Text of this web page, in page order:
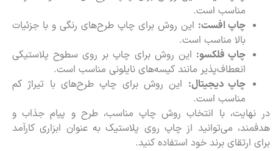
مناسب است.
چاپ افست: این روش برای چاپ طرح‌های رنگی و با جزئیات
بالا مناسب است.
چاپ فلکسو: این روش برای چاپ بر روی سطوح پلاستیکی
انعطاف‌پذیر مانند کیسه‌های نایلونی مناسب است.
چاپ دیجیتال: این روش برای چاپ طرح‌های با تیراژ کم
مناسب است.
در نهایت، با انتخاب روش چاپ مناسب، طرح و پیام جذاب و
هدفمند، می‌توانید از چاپ روی پلاستیک به عنوان ابزاری کارآمد
برای ارتقای برند خود استفاده کنید.